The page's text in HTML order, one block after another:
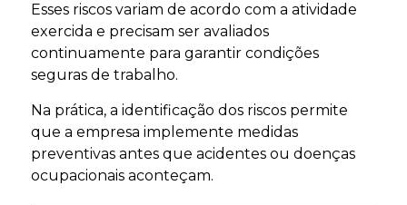
Esses riscos variam de acordo com a atividade
exercida e precisam ser avaliados
continuamente para garantir condições
seguras de trabalho.
Na prática, a identificação dos riscos permite
que a empresa implemente medidas
preventivas antes que acidentes ou doenças
ocupacionais aconteçam.